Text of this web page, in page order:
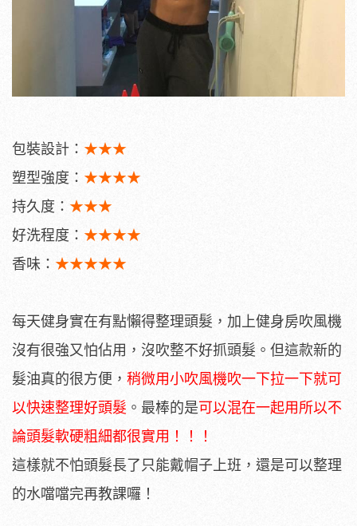
包裝設計： ★★★
塑型強度： ★★★★
持久度： ★★★
好洗程度： ★★★★
香味： ★★★★★
每天健身實在有點懶得整理頭髮，加上健身房吹風機
沒有很強又怕佔用，沒吹整不好抓頭髮。但這款新的
髮油真的很方便， 稍微用小吹風機吹一下拉一下就可
以快速整理好頭髮 。最棒的是可以混在一起用所以不
論頭髮軟硬粗細都很實用！！！
這樣就不怕頭髮長了只能戴帽子上班，還是可以整理
的水噹噹完再教課囉！